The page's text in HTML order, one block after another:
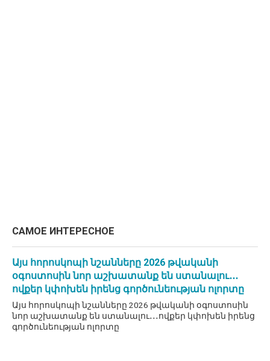
САМОЕ ИНТЕРЕСНОЕ
Այս հորոսկոպի նշանները 2026 թվականի
օգոստոսին նոր աշխատանք են ստանալու․․․
ովքեր կփոխեն իրենց գործունեության ոլորտը
Այս հորոսկոպի նշանները 2026 թվականի օգոստոսին
նոր աշխատանք են ստանալու․․․ովքեր կփոխեն իրենց
գործունեության ոլորտը